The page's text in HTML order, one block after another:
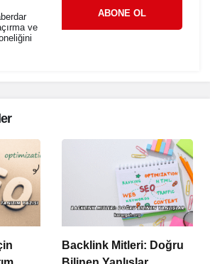
ve
ABONE OL
Backlink Mitleri: Doğru